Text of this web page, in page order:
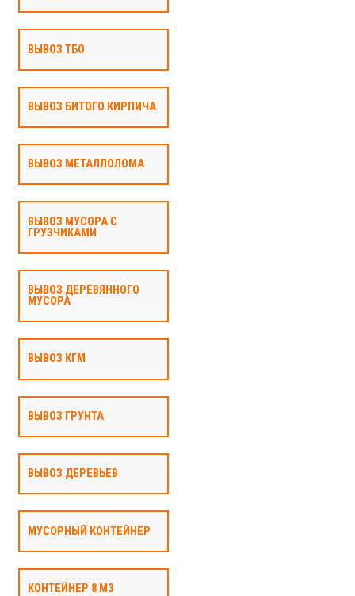
ВЫВОЗ ТБО
ВЫВОЗ БИТОГО КИРПИЧА
ВЫВОЗ МЕТАЛЛОЛОМА
ВЫВОЗ МУСОРА С
ГРУЗЧИКАМИ
ВЫВОЗ ДЕРЕВЯННОГО
МУСОРА
ВЫВОЗ КГМ
ВЫВОЗ ГРУНТА
ВЫВОЗ ДЕРЕВЬЕВ
МУСОРНЫЙ КОНТЕЙНЕР
КОНТЕЙНЕР 8 М3